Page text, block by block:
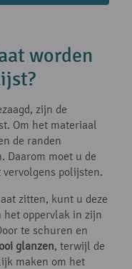
worden
zijn de
Om het materiaal
de randen
Daarom moet u de
polijsten.
zitten, kunt u deze
het oppervlak in zijn
te schuren en
glanzen, terwijl de
maken om het